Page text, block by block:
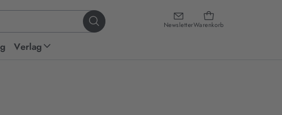
NewsletterWarenkorb
Verlag